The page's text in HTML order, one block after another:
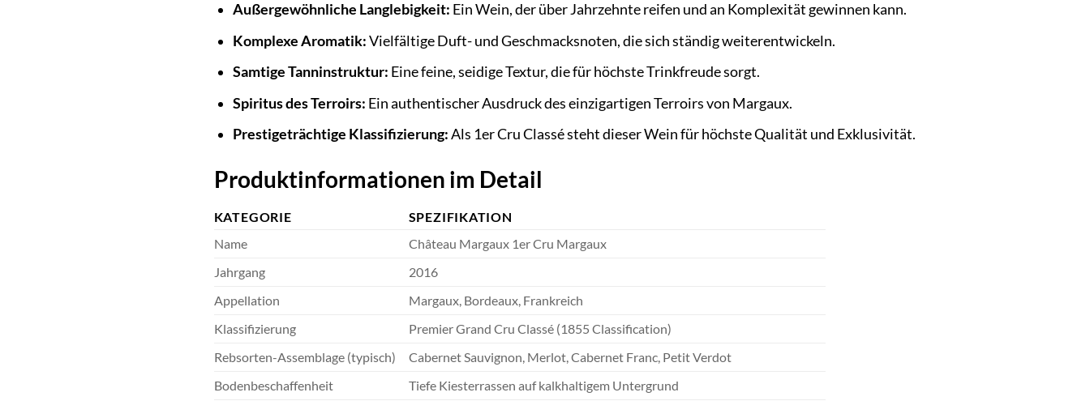
Außergewöhnliche Langlebigkeit: Ein Wein, der über Jahrzehnte reifen und an Komplexität gewinnen kann.
Komplexe Aromatik:Vielfältige Duft- und Geschmacksnoten, die sich ständig weiterentwickeln.
Samtige Tanninstruktur: Eine feine, seidige Textur, die für höchste Trinkfreude sorgt.
Spiritus des Terroirs: Ein authentischer Ausdruck des einzigartigen Terroirs von Margaux.
Prestigeträchtige Klassifizierung:Als 1er Cru Classé steht dieser Wein für höchste Qualität und Exklusivität.
Produktinformationen im Detail
KATEGORIE
SPEZIFIKATION
Name
Château Margaux 1er Cru Margaux
Jahrgang
2016
Appellation
Margaux, Bordeaux, Frankreich
Klassifizierung
Premier Grand Cru Classé (1855 Classification)
Rebsorten-Assemblage (typisch)
Cabernet Sauvignon, Merlot, Cabernet Franc, Petit Verdot
Bodenbeschaffenheit
Tiefe Kiesterrassen auf kalkhaltigem Untergrund